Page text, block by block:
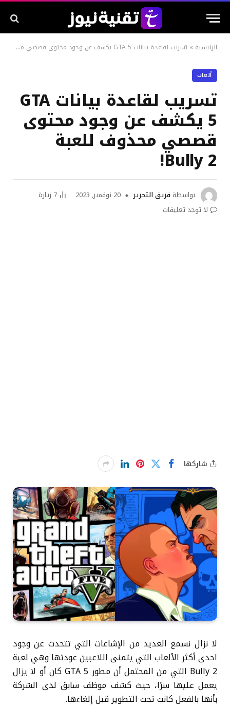
الرئيسية » تسريب لقاعدة بيانات GTA 5 يكشف عن وجود محتوى قصصي محذوف للعبة Bully 2!
ألعاب
تسريب لقاعدة بيانات GTA
5 يكشف عن وجود محتوى
قصصي محذوف للعبة
Bully 2!
بواسطة فريق التحرير 20 نوفمبر, 2023 7 زيارة
لا توجد تعليقات
شاركها
لا نزال نسمع العديد من الإشاعات التي تتحدث عن وجود
احدى أكثر الألعاب التي يتمنى اللاعبين عودتها وهي لعبة
Bully 2 التي من المحتمل أن مطور GTA 5 كان أو لا يزال
يعمل عليها سرًا، حيث كشف موظف سابق لدى الشركة
بأنها بالفعل كانت تحت التطوير قبل إلغاءها.